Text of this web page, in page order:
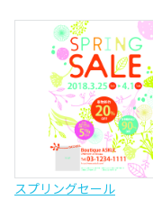
スプリングセール